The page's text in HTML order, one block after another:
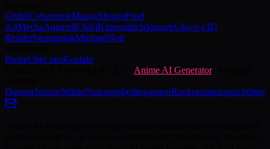
GhibliCyberpunkMangaShoujoPixel
ArtMechaAquarellChibiKinematischShonenUkiyo-e3D
RenderSteampunkMinimalNoir
PreiseUber unsKontakt
Anime AI Generator. All rights
DatenschutzrichtlinieNutzungsbedingungenRuckerstattungsrichtlinie